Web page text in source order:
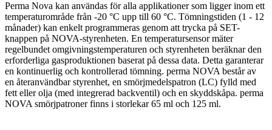
Perma Nova kan användas för alla applikationer som ligger inom ett
temperaturområde från -20 °C upp till 60 °C. Tömningstiden (1 - 12
månader) kan enkelt programmeras genom att trycka på SET-
knappen på NOVA-styrenheten. En temperatursensor mäter
regelbundet omgivningstemperaturen och styrenheten beräknar den
erforderliga gasproduktionen baserat på dessa data. Detta garanterar
en kontinuerlig och kontrollerad tömning. perma NOVA består av
en återanvändbar styrenhet, en smörjmedelspatron (LC) fylld med
fett eller olja (med integrerad backventil) och en skyddskåpa. perma
NOVA smörjpatroner finns i storlekar 65 ml och 125 ml.